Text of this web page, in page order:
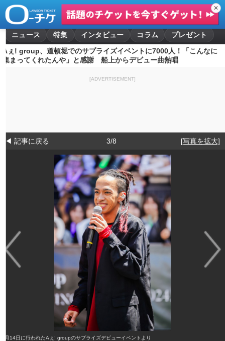
✕
ニュース 特集 インタビュー コラム
プレゼント
Aぇ! group、道頓堀でのサプライズイベントに7000人！「こんなに
集まってくれたんや」と感謝 船上からデビュー曲熱唱
[ADVERTISEMENT]
◀ 記事に戻る 3/8 [写真を拡大]
5月14日に行われたAぇ! groupのサプライズデビューイベントより